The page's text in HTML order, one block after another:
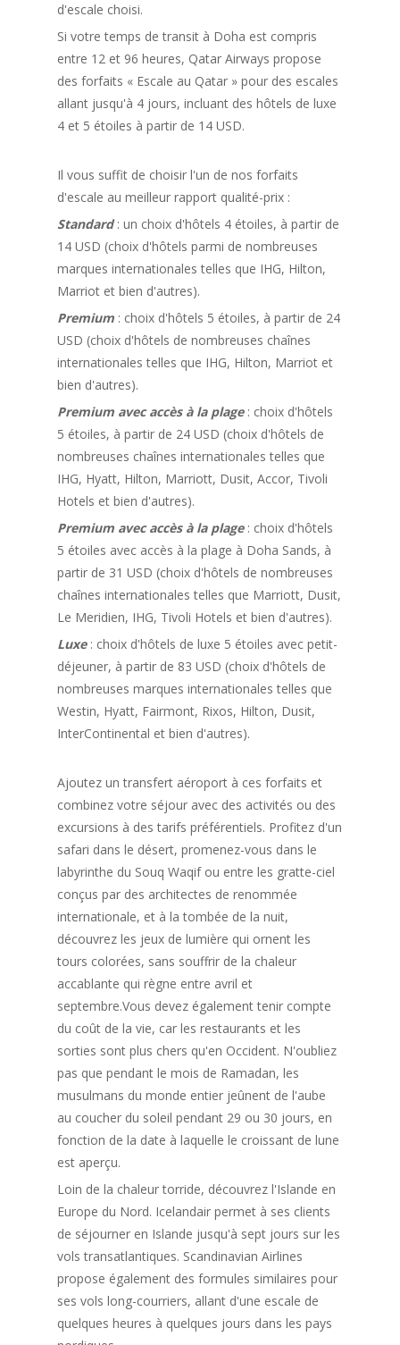
d'escale choisi.
Si votre temps de transit à Doha est compris
entre 12 et 96 heures, Qatar Airways propose
des forfaits « Escale au Qatar » pour des escales
allant jusqu'à 4 jours, incluant des hôtels de luxe
4 et 5 étoiles à partir de 14 USD.
Il vous suffit de choisir l'un de nos forfaits
d'escale au meilleur rapport qualité-prix :
Standard: un choix d'hôtels 4 étoiles, à partir de
14 USD (choix d'hôtels parmi de nombreuses
marques internationales telles que IHG, Hilton,
Marriot et bien d'autres).
Premium : choix d'hôtels 5 étoiles, à partir de 24
USD (choix d'hôtels de nombreuses chaînes
internationales telles que IHG, Hilton, Marriot et
bien d'autres).
Premium avec accès à la plage: choix d'hôtels
5 étoiles, à partir de 24 USD (choix d'hôtels de
nombreuses chaînes internationales telles que
IHG, Hyatt, Hilton, Marriott, Dusit, Accor, Tivoli
Hotels et bien d'autres).
Premium avec accès à la plage: choix d'hôtels
5 étoiles avec accès à la plage à Doha Sands, à
partir de 31 USD (choix d'hôtels de nombreuses
chaînes internationales telles que Marriott, Dusit,
Le Meridien, IHG, Tivoli Hotels et bien d'autres).
Luxe: choix d'hôtels de luxe 5 étoiles avec petit-
déjeuner, à partir de 83 USD (choix d'hôtels de
nombreuses marques internationales telles que
Westin, Hyatt, Fairmont, Rixos, Hilton, Dusit,
InterContinental et bien d'autres).
Ajoutez un transfert aéroport à ces forfaits et
combinez votre séjour avec des activités ou des
excursions à des tarifs préférentiels. Profitez d'un
safari dans le désert, promenez-vous dans le
labyrinthe du Souq Waqif ou entre les gratte-ciel
conçus par des architectes de renommée
internationale, et à la tombée de la nuit,
découvrez les jeux de lumière qui ornent les
tours colorées, sans souffrir de la chaleur
accablante qui règne entre avril et
septembre.Vous devez également tenir compte
du coût de la vie, car les restaurants et les
sorties sont plus chers qu'en Occident. N'oubliez
pas que pendant le mois de Ramadan, les
musulmans du monde entier jeûnent de l'aube
au coucher du soleil pendant 29 ou 30 jours, en
fonction de la date à laquelle le croissant de lune
est aperçu.
Loin de la chaleur torride, découvrez l'Islande en
Europe du Nord. Icelandair permet à ses clients
de séjourner en Islande jusqu'à sept jours sur les
vols transatlantiques. Scandinavian Airlines
propose également des formules similaires pour
ses vols long-courriers, allant d'une escale de
quelques heures à quelques jours dans les pays